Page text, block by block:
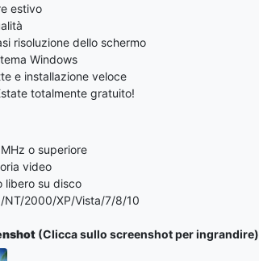
estivo
risoluzione dello schermo
Windows
e installazione veloce
totalmente gratuito!
o superiore
video
libero su disco
2000/XP/Vista/7/8/10
(Clicca sullo screenshot per ingrandire)